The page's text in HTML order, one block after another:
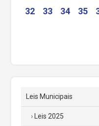
32
33 34 35
Leis Municipais
Leis 2025